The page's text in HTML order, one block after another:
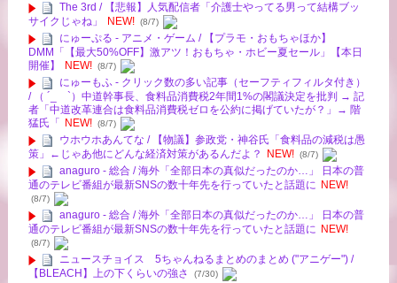
The 3rd / 【悲報】人気配信者「介護士やってる男って結構ブッ
サイクじゃね」
NEW! (8/7)
にゅーぷる - アニメ・ゲーム / 【プラモ・おもちゃほか】
DMM「【最大50%OFF】激アツ！おもちゃ・ホビー夏セール」【本日
開催】
NEW! (8/7)
にゅーもふ - クリック数の多い記事（セーフティフィルタ付き）
/ （ ´_ゝ`）中道幹事長、食料品消費税2年間1%の閣議決定を批判 → 記
者「中道改革連合は食料品消費税ゼロを公約に掲げていたが？」→ 階
猛氏「
NEW! (8/7)
ウホウホあんてな / 【物議】参政党・神谷氏「食料品の減税は愚
策」←じゃあ他にどんな経済対策があるんだよ？
NEW! (8/7)
anaguro - 総合 / 海外「全部日本の真似だったのか…」 日本の普
通のテレビ番組が最新SNSの数十年先を行っていたと話題に NEW!
(8/7)
anaguro - 総合 / 海外「全部日本の真似だったのか…」 日本の普
通のテレビ番組が最新SNSの数十年先を行っていたと話題に NEW!
(8/7)
ニュースチョイス 5ちゃんねるまとめのまとめ ("アニゲー") /
【BLEACH】上の下くらいの強さ
(7/30)